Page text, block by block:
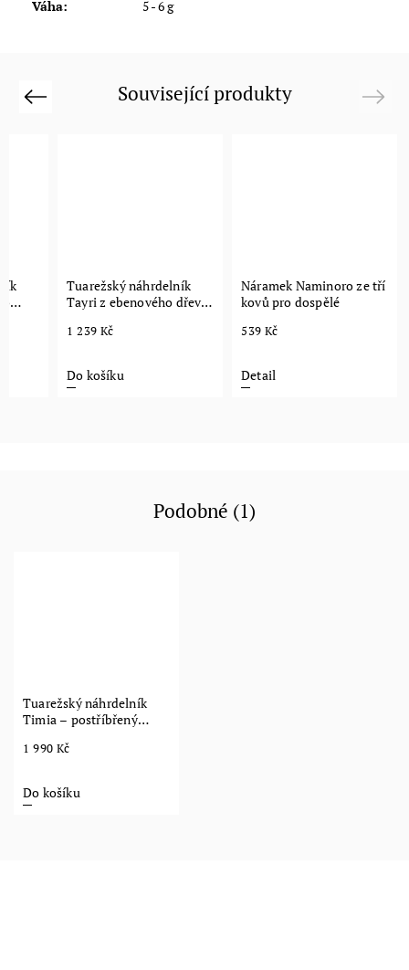
Váha: 5 - 6 g
Související produkty
Previous
Tuarežský náhrdelník
Tayri z ebenového dřeva
1 239 Kč
Do košíku
Náramek Naminoro ze tří
kovů pro dospělé
539 Kč
Detail
Next
Podobné (1)
Tuarežský náhrdelník
Timia – postříbřený
1 990 Kč
Do košíku